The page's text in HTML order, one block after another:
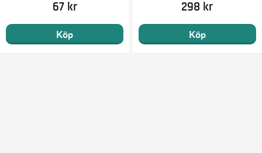
67 kr
Köp
298 kr
Köp